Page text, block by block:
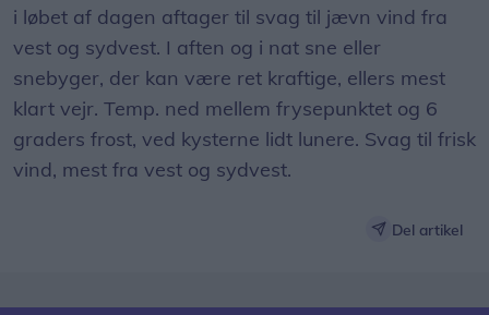
i løbet af dagen aftager til svag til jævn vind fra
vest og sydvest. I aften og i nat sne eller
snebyger, der kan være ret kraftige, ellers mest
klart vejr. Temp. ned mellem frysepunktet og 6
graders frost, ved kysterne lidt lunere. Svag til frisk
vind, mest fra vest og sydvest.
Del artikel